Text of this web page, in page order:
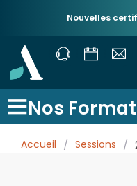
Nouvelles
Nos
Accueil / Sessions /